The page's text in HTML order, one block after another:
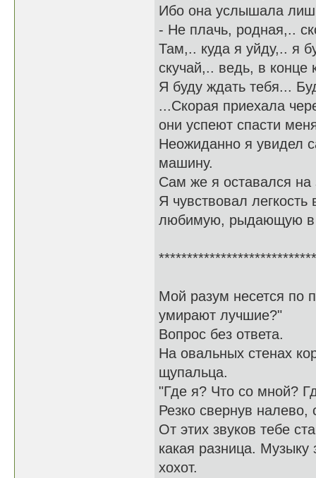
Ибо она услышала
- Не плачь, родная,..
Там,.. куда я уйду,.. я
скучай,.. ведь, в
Я буду ждать тебя...
...Скорая приехала
они успеют спасти
Неожиданно я увидел
машину.
Сам же я оставался на
Я чувствовал
любимую, рыдающую в
Мой разум несется по
умирают лучшие?"
Вопрос без ответа.
На овальных стенах
щупальца.
"Где я? Что со мной?
Резко свернув
От этих звуков тебе
какая разница. Музыку
хохот.